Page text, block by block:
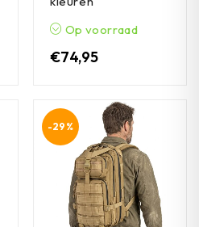
Op voorraad
€74,95
-29%